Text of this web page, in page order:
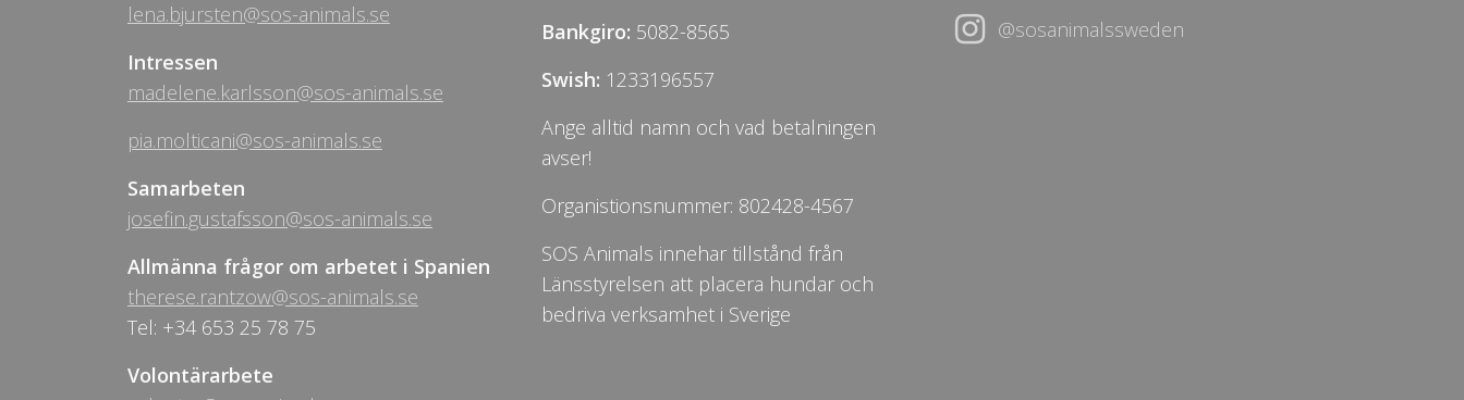
lena.bjursten@sos-animals.se
Intressen
madelene.karlsson@sos-animals.se
pia.molticani@sos-animals.se
Samarbeten
josefin.gustafsson@sos-animals.se
Allmänna frågor om arbetet i Spanien
therese.rantzow@sos-animals.se
Tel: +34 653 25 78 75
Volontärarbete
Bankgiro: 5082-8565
Swish: 1233196557
Ange alltid namn och vad betalningen
avser!
Organistionsnummer: 802428-4567
SOS Animals innehar tillstånd från
Länsstyrelsen att placera hundar och
bedriva verksamhet i Sverige
@sosanimalssweden